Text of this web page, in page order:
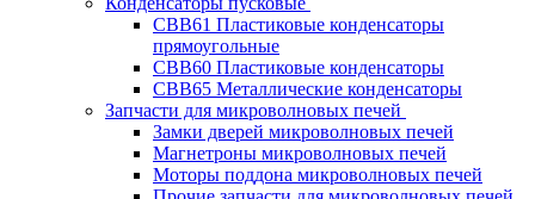
CBB61 Пластиковые конденсаторы
прямоугольные
CBB60 Пластиковые конденсаторы
CBB65 Металлические конденсаторы
Запчасти для микроволновых печей
Замки дверей микроволновых печей
Магнетроны микроволновых печей
Моторы поддона микроволновых печей